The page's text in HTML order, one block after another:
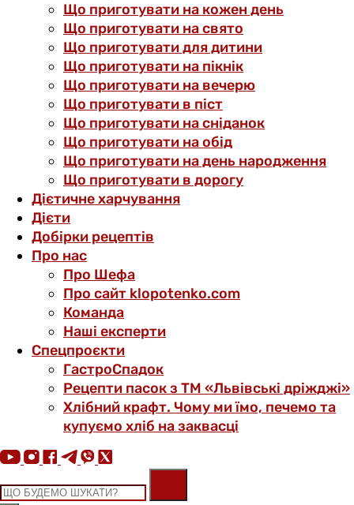
Що приготувати на кожен день
Що приготувати на свято
Що приготувати для дитини
Що приготувати на пікнік
Що приготувати на вечерю
Що приготувати в піст
Що приготувати на сніданок
Що приготувати на обід
Що приготувати на день народження
Що приготувати в дорогу
Дієтичне харчування
Дієти
Добірки рецептів
Про нас
Про Шефа
Про сайт klopotenko.com
Команда
Наші експерти
Спецпроєкти
ГастроСпадок
Рецепти пасок з ТМ «Львівські дріжджі»
Хлібний крафт. Чому ми їмо, печемо та
купуємо хліб на заквасці